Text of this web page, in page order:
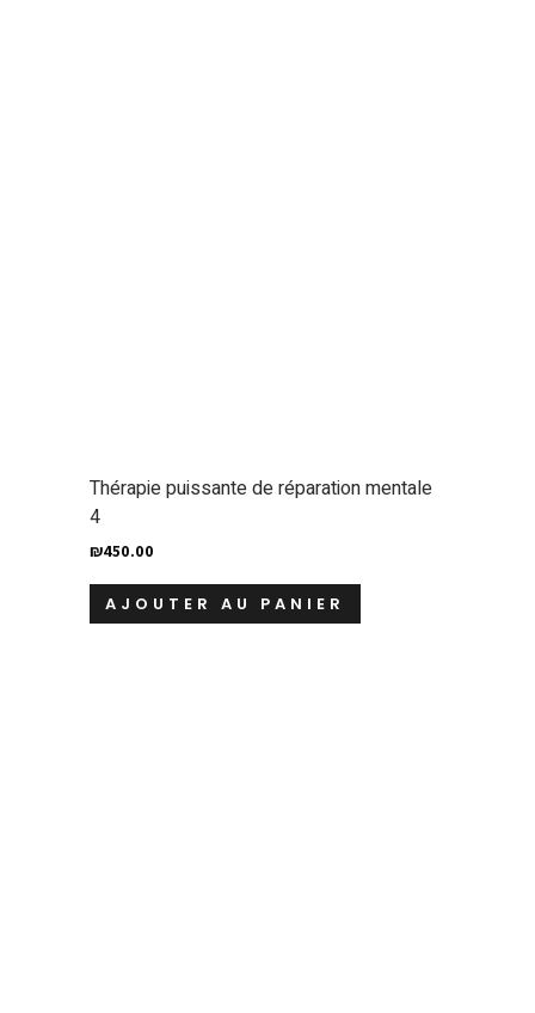
Thérapie puissante de réparation mentale
4
₪450.00
AJOUTER AU PANIER